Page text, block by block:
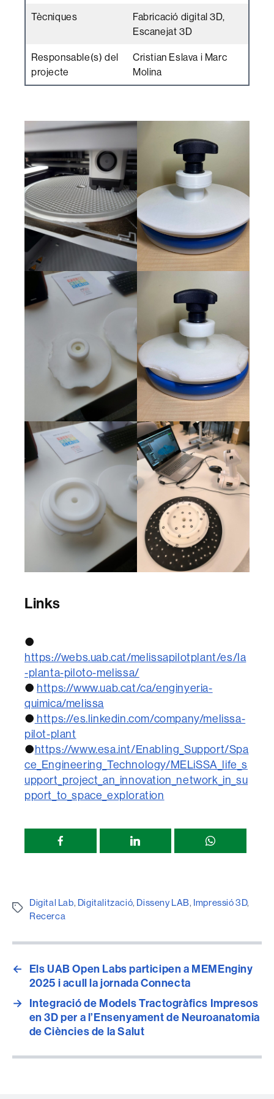
Tècniques
Fabricació digital 3D,
Escanejat 3D
Responsable(s) del
projecte
Cristian Eslava i Marc
Molina
Links
●
https://webs.uab.cat/melissapilotplant/es/la
-planta-piloto-melissa/
● https://www.uab.cat/ca/enginyeria-
quimica/melissa
● https://es.linkedin.com/company/melissa-
pilot-plant
●https://www.esa.int/Enabling_Support/Spa
ce_Engineering_Technology/MELiSSA_life_s
upport_project_an_innovation_network_in_su
pport_to_space_exploration
Compartir
página
Etiquetes
Digital Lab, Digitalització, Disseny LAB, Impressió 3D,
Recerca
←
Els UAB Open Labs participen a MEMEnginy
2025 i acull la jornada Connecta
→ Integració de Models Tractogràfics Impresos
en 3D per a l’Ensenyament de Neuroanatomia
de Ciències de la Salut